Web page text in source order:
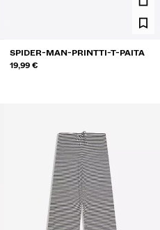
SPIDER-MAN-PRINTTI-T-PAITA
19,99 €